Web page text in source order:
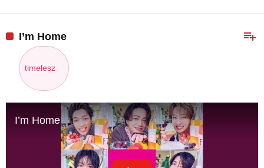
playlist_add
I’m Home
timelesz
I’m Home